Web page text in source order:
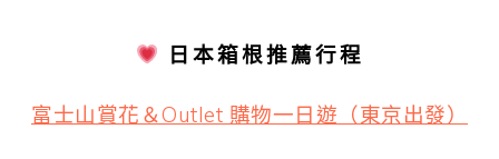
日本箱根推薦行程
富士山賞花＆Outlet 購物一日遊（東京出發）